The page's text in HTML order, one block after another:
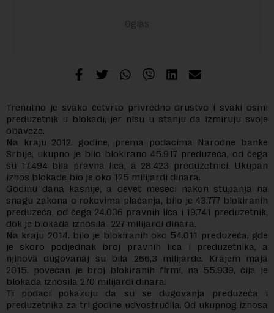
Trenutno je svako četvrto privredno društvo i svaki osmi
preduzetnik u blokadi, jer nisu u stanju da izmiruju svoje
obaveze.
Na kraju 2012. godine, prema podacima Narodne banke
Srbije, ukupno je bilo blokirano 45.917 preduzeća, od čega
su 17.494 bila pravna lica, a 28.423 preduzetnici. Ukupan
iznos blokade bio je oko 125 milijardi dinara.
Godinu dana kasnije, a devet meseci nakon stupanja na
snagu zakona o rokovima plaćanja, bilo je 43.777 blokiranih
preduzeća, od čega 24.036 pravnih lica i 19.741 preduzetnik,
dok je blokada iznosila 227 milijardi dinara.
Na kraju 2014. bilo je blokiranih oko 54.011 preduzeća, gde
je skoro podjednak broj pravnih lica i preduzetnika, a
njihova dugovanaj su bila 266,3 milijarde. Krajem maja
2015. povećan je broj blokiranih firmi, na 55.939, čija je
blokada iznosila 270 milijardi dinara.
Ti podaci pokazuju da su se dugovanja preduzeća i
preduzetnika za tri godine udvostručila. Od ukupnog iznosa